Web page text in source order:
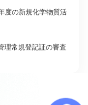
度の新規化学物質活
理常規登記証の審査